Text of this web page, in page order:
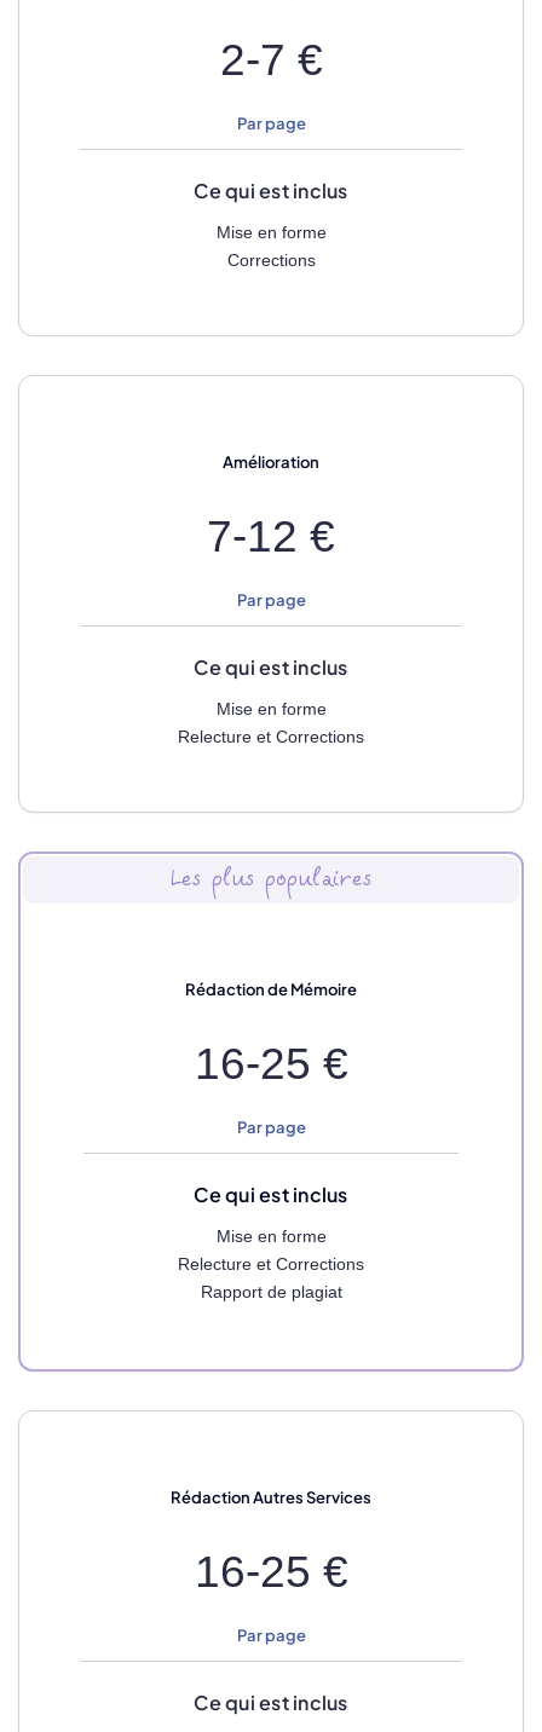
2-7 €
Par page
Ce qui est inclus
Mise en forme
Corrections
Amélioration
7-12 €
Par page
Ce qui est inclus
Mise en forme
Relecture et Corrections
Les plus populaires
Rédaction de Mémoire
16-25 €
Par page
Ce qui est inclus
Mise en forme
Relecture et Corrections
Rapport de plagiat
RédactionAutres Services
16-25 €
Par page
Ce qui est inclus